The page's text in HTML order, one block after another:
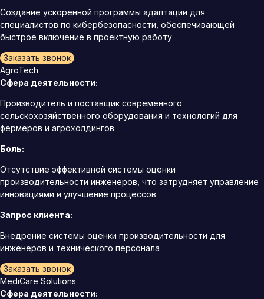
Создание ускоренной программы адаптации для
специалистов по кибербезопасности, обеспечивающей
быстрое включение в проектную работу
Заказать звонок
AgroTech
Сфера деятельности:
Производитель и поставщик современного
сельскохозяйственного оборудования и технологий для
фермеров и агрохолдингов
Боль:
Отсутствие эффективной системы оценки
производительности инженеров, что затрудняет управление
инновациями и улучшение процессов
Запрос клиента:
Внедрение системы оценки производительности для
инженеров и технического персонала
Заказать звонок
MediCare Solutions
Сфера деятельности: